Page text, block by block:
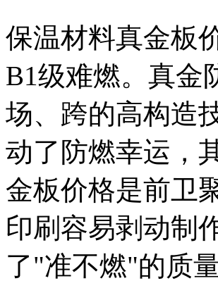
保温材料真金板
B1级难燃。真金
场、跨的高构造
动了防燃幸运，
金板价格是前卫
印刷容易剥动制
了"准不燃"的质